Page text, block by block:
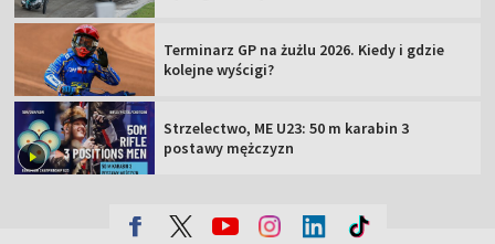
Terminarz GP na żużlu 2026. Kiedy i gdzie
kolejne wyścigi?
Strzelectwo, ME U23: 50 m karabin 3
postawy mężczyzn